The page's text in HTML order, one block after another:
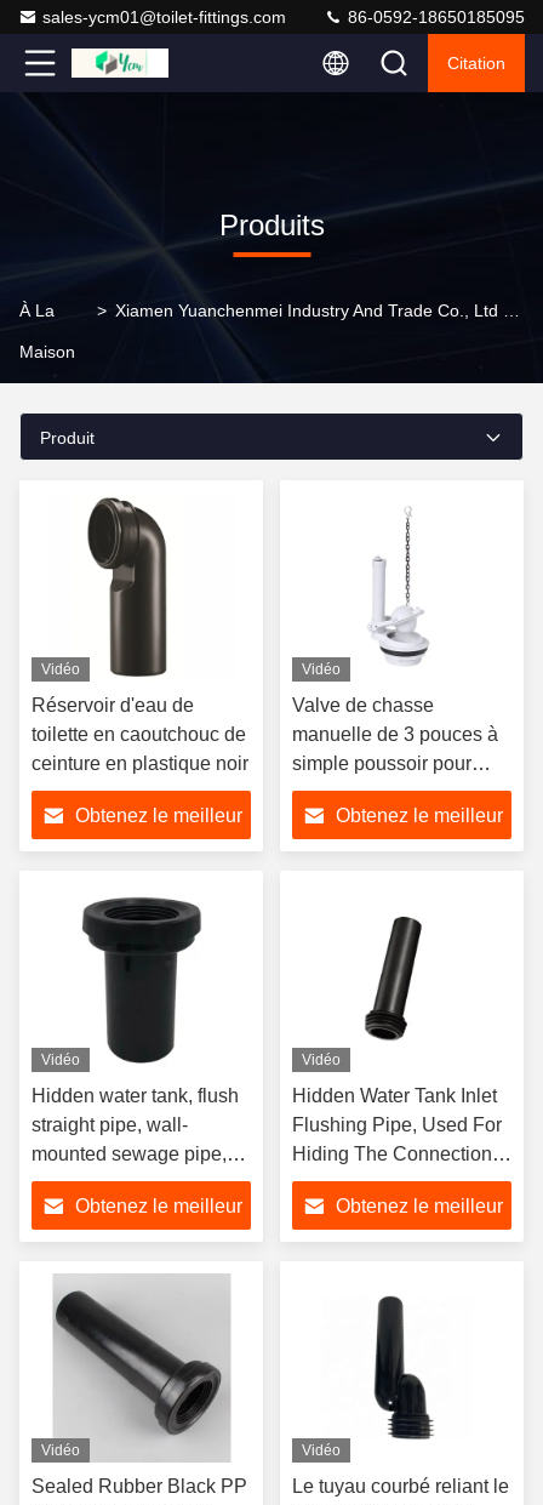
sales-ycm01@toilet-fittings.com 86-0592-18650185095
Citation
Produits
À La
Maison
>
Produit
Vidéo
Réservoir d'eau de
toilette en caoutchouc de
ceinture en plastique noir
Obtenez le meilleur
Vidéo
Valve de chasse
manuelle de 3 pouces à
simple poussoir pour
économie d'eau dans les
salles de bain, en
plastique ABS, adaptée à
Obtenez le meilleur
Vidéo
Hidden water tank, flush
straight pipe, wall-
mounted sewage pipe,
water inlet pipe, toilet
bowl, elbow pipe
Obtenez le meilleur
Vidéo
Hidden Water Tank Inlet
Flushing Pipe, Used For
Hiding The Connection
Between The Wall Water
Tank Accessory And The
Toilet Base.
Obtenez le meilleur
Vidéo
Sealed Rubber Black PP
Vidéo
Le tuyau courbé reliant le